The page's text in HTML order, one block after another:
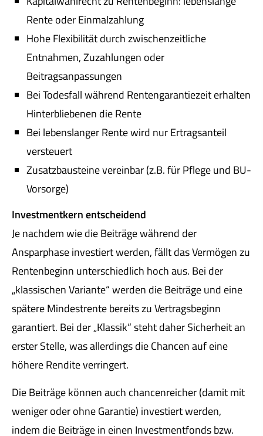
Rente oder Einmalzahlung
Hohe Flexibilität durch zwischenzeitliche
Entnahmen, Zuzahlungen oder
Beitragsanpassungen
Bei Todesfall während Rentengarantiezeit erhalten
Hinterbliebenen die Rente
Bei lebenslanger Rente wird nur Ertragsanteil
versteuert
Zusatzbausteine vereinbar (z.B. für Pflege und BU-
Vorsorge)
Investmentkern entscheidend
Je nachdem wie die Beiträge während der
Ansparphase investiert werden, fällt das Vermögen zu
Rentenbeginn unterschiedlich hoch aus. Bei der
„klassischen Variante“ werden die Beiträge und eine
spätere Mindestrente bereits zu Vertragsbeginn
garantiert. Bei der „Klassik“ steht daher Sicherheit an
erster Stelle, was allerdings die Chancen auf eine
höhere Rendite verringert.
Die Beiträge können auch chancenreicher (damit mit
weniger oder ohne Garantie) investiert werden,
indem die Beiträge in einen Investmentfonds bzw.